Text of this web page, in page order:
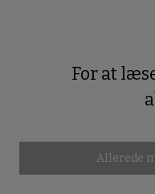
For at
Allerede